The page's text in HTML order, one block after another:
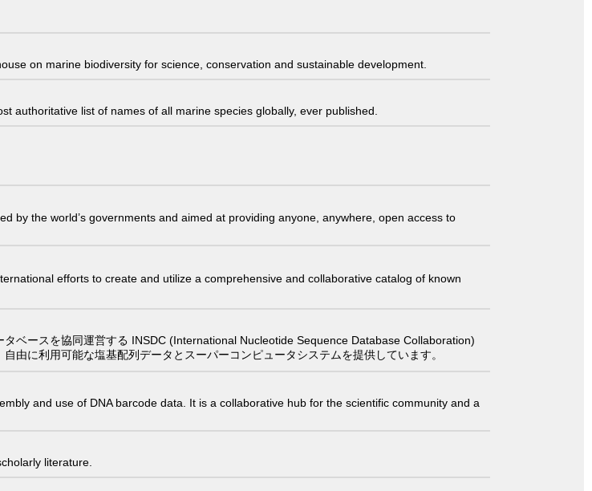
on marine biodiversity for science, conservation and sustainable development.
authoritative list of names of all marine species globally, ever published.
by the world’s governments and aimed at providing anyone, anywhere, open access to
efforts to create and utilize a comprehensive and collaborative catalog of known
ベースを協同運営する INSDC (International Nucleotide Sequence Database Collaboration)
由に利用可能な塩基配列データとスーパーコンピュータシステムを提供しています。
and use of DNA barcode data. It is a collaborative hub for the scientific community and a
literature.